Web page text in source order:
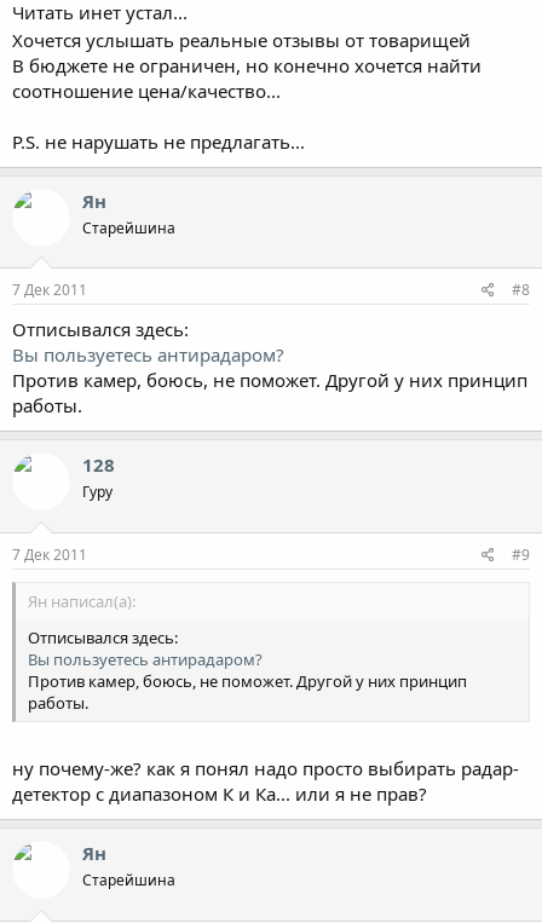
Читать инет устал...
Хочется услышать реальные отзывы от товарищей
В бюджете не ограничен, но конечно хочется найти
соотношение цена/качество...
P.S. не нарушать не предлагать...
Ян
Старейшина
7 Дек 2011 #8
Отписывался здесь:
Вы пользуетесь антирадаром?
Против камер, боюсь, не поможет. Другой у них принцип
работы.
128
Гуру
7 Дек 2011 #9
Ян написал(а):
Отписывался здесь:
Вы пользуетесь антирадаром?
Против камер, боюсь, не поможет. Другой у них принцип
работы.
ну почему-же? как я понял надо просто выбирать радар-
детектор с диапазоном К и Ка... или я не прав?
Ян
Старейшина